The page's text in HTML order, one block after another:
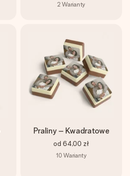
2 Warianty
Praliny – Kwadratowe
od 64,00 zł
10 Warianty